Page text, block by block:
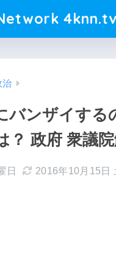
4knn.tv
治
バンザイする
？ 政府 衆議
日 2016年10月15日